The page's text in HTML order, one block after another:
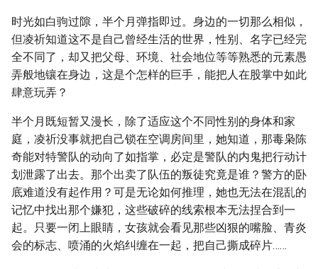
时光如白驹过隙，半个月弹指即过。身边的一切那么相似，
但凌祈知道这不是自己曾经生活的世界，性别、名字已经完
全不同了，却又把父母、环境、社会地位等等熟悉的元素愚
弄般地镶在身边，这是个怎样的巨手，能把人在股掌中如此
肆意玩弄？
半个月既短暂又漫长，除了适应这个不同性别的身体和家
庭，凌祈没事就把自己锁在空调房间里，她知道，那毒枭陈
奇能对特警队的动向了如指掌，必定是警队的内鬼把行动计
划泄露了出去。那个出卖了队伍的叛徒究竟是谁？警方的卧
底难道没有起作用？可是无论如何推理，她也无法在混乱的
记忆中找出那个嫌犯，这些破碎的线索根本无法捏合到一
起。只要一闭上眼睛，女孩就会看见那些凶狠的嘴脸、青炎
会的标志、喷涌的火焰纠缠在一起，把自己撕成碎片……